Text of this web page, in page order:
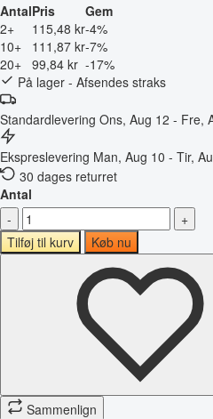
AntalPris
Gem
2+
115,48 kr-4%
10+
111,87 kr-7%
20+ 99,84 kr -17%
På lager - Afsendes straks
Standardlevering Ons, Aug 12 - Fre,
Ekspreslevering Man, Aug 10 - Tir,
30 dages returret
Antal
-
+
Tilføj til kurv
Køb nu
Sammenlign